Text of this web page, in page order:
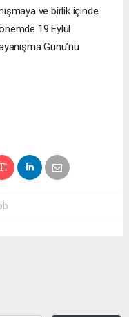
ve birlik içinde
19 Eylül
Günü’nü